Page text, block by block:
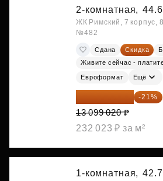
2-комнатная,
ЖК Римский, 7 корпус,
№482
Сдана Скидка
Живите сейчас -
Евроформат Ещё
10 348 226 ₽ -21%
13 099 020 ₽
232 023 ₽ за м²
1-комнатная,